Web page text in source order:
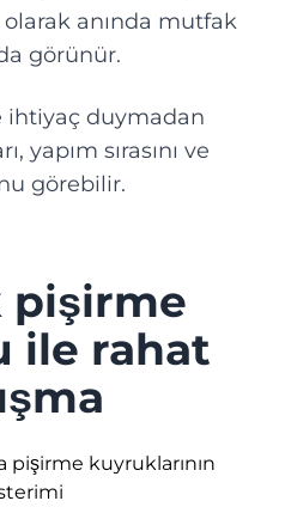
anında mutfak
görünür.
ihtiyaç duymadan
yapım sırasını ve
görebilir.
pişirme
ile rahat